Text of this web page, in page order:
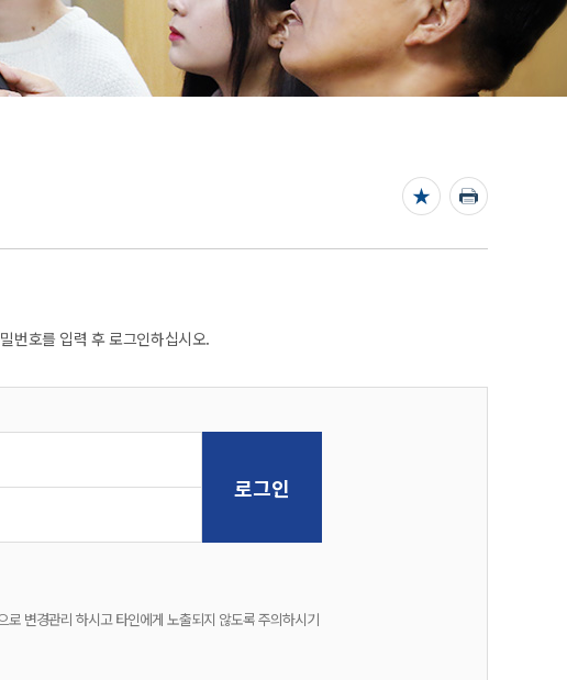
번호를 입력 후 로그인하십시오.
변경관리 하시고 타인에게 노출되지 않도록 주의하시기